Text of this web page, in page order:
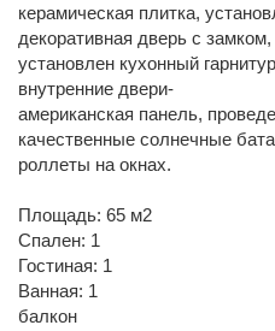
керамическая плитка,
декоративная дверь с замком,
установлен кухонный
внутренние двери-
американская панель,
качественные солнечные
роллеты на окнах.
Площадь: 65 м2
Спален: 1
Гостиная: 1
Ванная: 1
балкон